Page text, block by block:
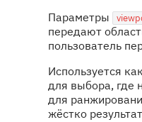
Параметры
передают
пользователь
Используется
для выбора, где
для
жёстко